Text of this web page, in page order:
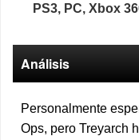
PS3, PC, Xbox
Análisis
Personalmente
Ops, pero Treyarch